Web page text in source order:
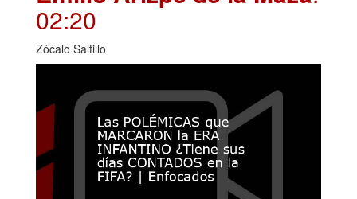
02:20
Zócalo Saltillo